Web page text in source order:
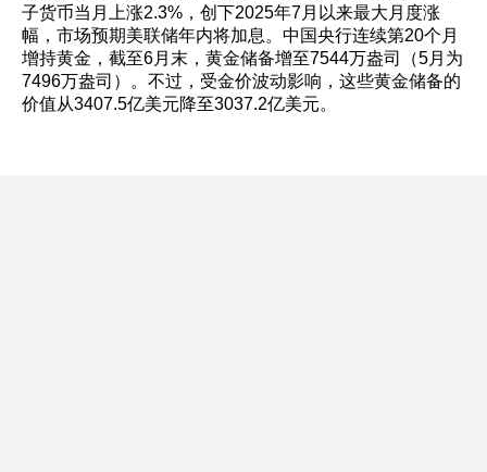
子货币当月上涨2.3%，创下2025年7月以来最大月度涨
幅，市场预期美联储年内将加息。中国央行连续第20个月
增持黄金，截至6月末，黄金储备增至7544万盎司（5月为
7496万盎司）。不过，受金价波动影响，这些黄金储备的
价值从3407.5亿美元降至3037.2亿美元。